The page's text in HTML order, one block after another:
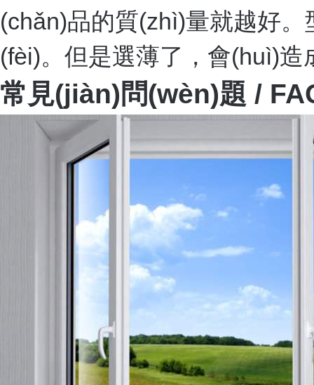
(chǎn)品的質(zhì)量就越好
(fèi)。但是選薄了，會(huì)
常見(jiàn)問(wèn)題 /